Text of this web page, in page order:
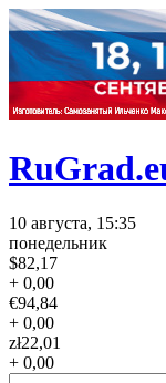
10 августа, 15:35
понедельник
$82,17
+ 0,00
€94,84
+ 0,00
zł22,01
+ 0,00